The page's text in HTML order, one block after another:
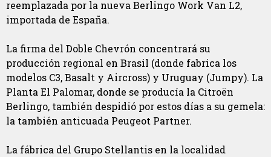
reemplazada por la nueva Berlingo Work Van L2,
importada de España.
La firma del Doble Chevrón concentrará su
producción regional en Brasil (donde fabrica los
modelos C3, Basalt y Aircross) y Uruguay (Jumpy). La
Planta El Palomar, donde se producía la Citroën
Berlingo, también despidió por estos días a su gemela:
la también anticuada Peugeot Partner.
La fábrica del Grupo Stellantis en la localidad